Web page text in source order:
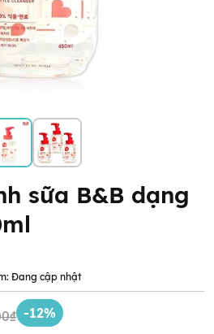
sữa B&B dạng
Đang cập nhật
-12%